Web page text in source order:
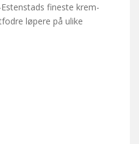
fineste krem-
løpere på ulike